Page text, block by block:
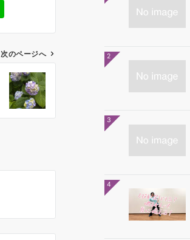
次のページへ 2
3
4